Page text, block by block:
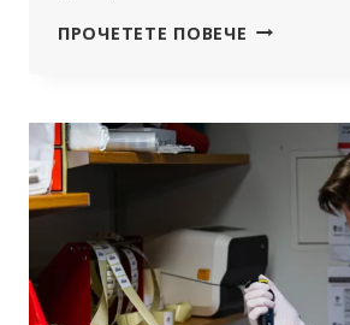
ПРОЧЕТЕТЕ ПОВЕЧЕ ‘THE
НА
МЕДИИТЕ
И
ГОЛЕМИТЕ
КОЙТО